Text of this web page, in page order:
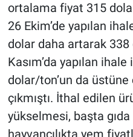
ortalama fiyat 315
26 Ekim’de yapılan
dolar daha artarak 338
Kasım’da yapılan
dolar/ton’un da
çıkmıştı. İthal edilen
yükselmesi, başta
hayvancılıkta yem